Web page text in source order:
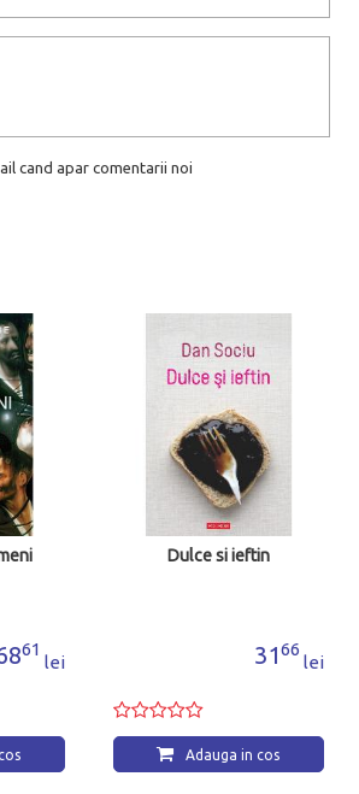
cand apar comentarii noi
61
lei
Dulce si ieftin
3166
lei
Adauga in cos